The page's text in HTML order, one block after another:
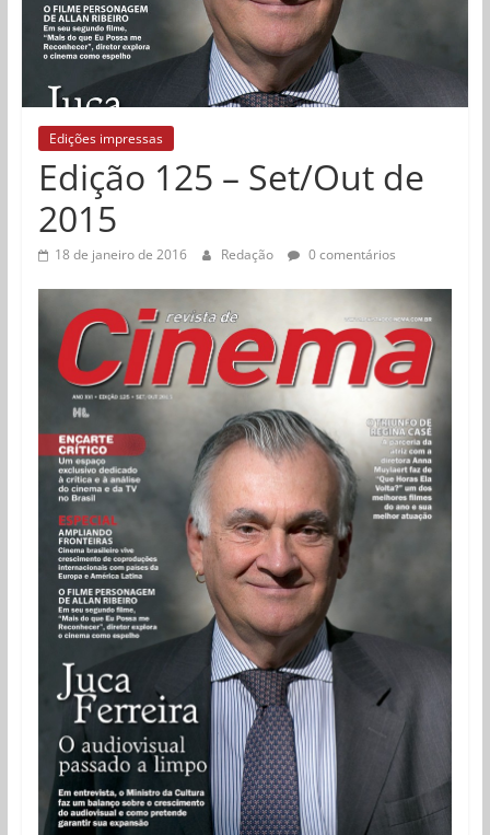
Edições impressas
Edição 125 – Set/Out de
2015
18 de janeiro de 2016 Redação 0 comentários